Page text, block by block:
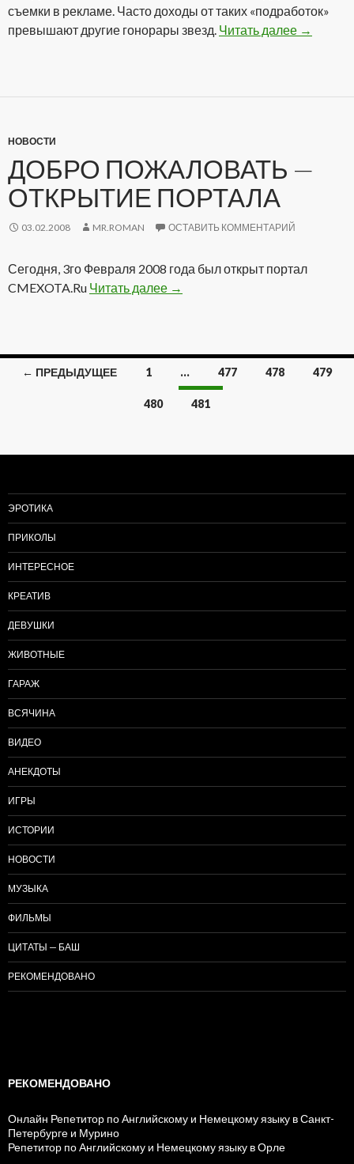
съемки в рекламе. Часто доходы от таких «подработок»
превышают другие гонорары звезд. Читать далее →
НОВОСТИ
ДОБРО ПОЖАЛОВАТЬ —
ОТКРЫТИЕ ПОРТАЛА
03.02.2008 MR.ROMAN ОСТАВИТЬ КОММЕНТАРИЙ
Сегодня, 3го Февраля 2008 года был открыт портал
CMEXOTA.Ru Читать далее Добро пожаловать — Открытие
→
записям
← ПРЕДЫДУЩЕЕ 1 … 477 478 479
480 481
ЭРОТИКА
ПРИКОЛЫ
ИНТЕРЕСНОЕ
КРЕАТИВ
ДЕВУШКИ
ЖИВОТНЫЕ
ГАРАЖ
ВСЯЧИНА
ВИДЕО
АНЕКДОТЫ
ИГРЫ
ИСТОРИИ
НОВОСТИ
МУЗЫКА
ФИЛЬМЫ
ЦИТАТЫ — БАШ
РЕКОМЕНДОВАНО
РЕКОМЕНДОВАНО
Онлайн Репетитор по Английскому и Немецкому языку в Санкт-
Петербурге и Мурино
Репетитор по Английскому и Немецкому языку в Орле